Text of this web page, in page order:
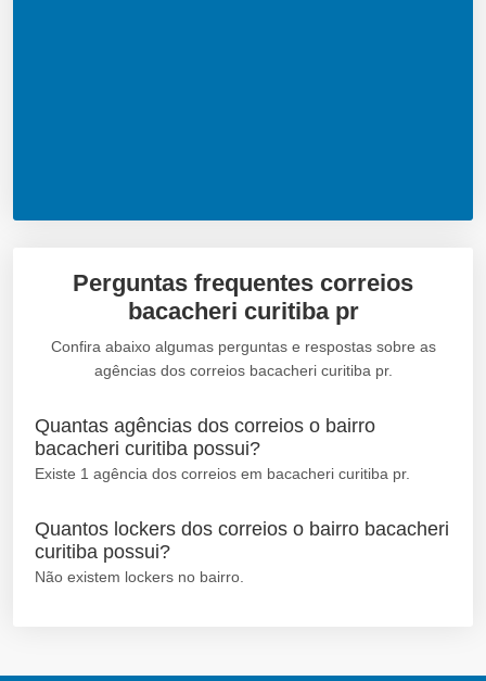
Perguntas frequentes correios
bacacheri curitiba pr
Confira abaixo algumas perguntas e respostas sobre as
agências dos correios bacacheri curitiba pr.
Quantas agências dos correios o bairro
bacacheri curitiba possui?
Existe 1 agência dos correios em bacacheri curitiba pr.
Quantos lockers dos correios o bairro bacacheri
curitiba possui?
Não existem lockers no bairro.